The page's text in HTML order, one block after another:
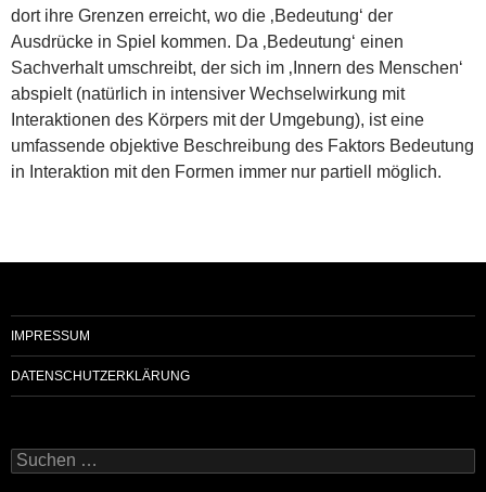
dort ihre Grenzen erreicht, wo die ‚Bedeutung‘ der
Ausdrücke in Spiel kommen. Da ‚Bedeutung‘ einen
Sachverhalt umschreibt, der sich im ‚Innern des Menschen‘
abspielt (natürlich in intensiver Wechselwirkung mit
Interaktionen des Körpers mit der Umgebung), ist eine
umfassende objektive Beschreibung des Faktors Bedeutung
in Interaktion mit den Formen immer nur partiell möglich.
IMPRESSUM
DATENSCHUTZERKLÄRUNG
Suchen
nach: